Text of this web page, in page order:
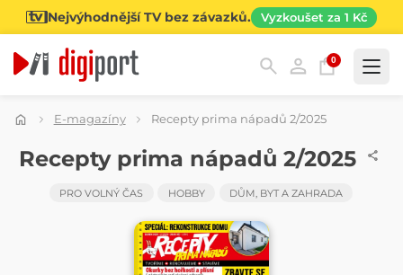
Nejvýhodnější TV bez závazků. Vyzkoušet za 1 Kč
0
Kategorie
E-magazíny Recepty prima nápadů 2/2025
ČASOPIS
Recepty prima nápadů 2/2025
PRO VOLNÝ ČAS HOBBY DŮM, BYT A ZAHRADA